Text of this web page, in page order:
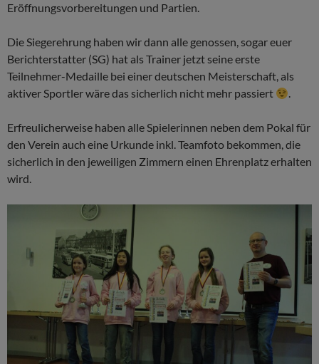
Eröffnungsvorbereitungen und Partien.
Die Siegerehrung haben wir dann alle genossen, sogar euer
Berichterstatter (SG) hat als Trainer jetzt seine erste
Teilnehmer-Medaille bei einer deutschen Meisterschaft, als
aktiver Sportler wäre das sicherlich nicht mehr passiert
.
Erfreulicherweise haben alle Spielerinnen neben dem Pokal für
den Verein auch eine Urkunde inkl. Teamfoto bekommen, die
sicherlich in den jeweiligen Zimmern einen Ehrenplatz erhalten
wird.